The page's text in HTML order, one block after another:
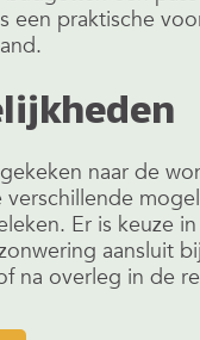
een praktische
naar de
Er is keuze
aansluit
na overleg in de